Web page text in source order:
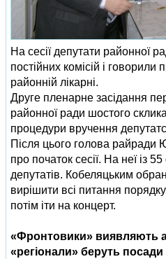
На сесії депутати районної
постійних комісій і говорили
районній лікарні.
Друге пленарне засідання
районної ради шостого
процедури вручення
Після цього голова райради
про початок сесії. На неї із
депутатів. Кобеляцьким
вирішити всі питання
потім іти на концерт.
«Фронтовики» виявляють
«регіонали» беруть посади